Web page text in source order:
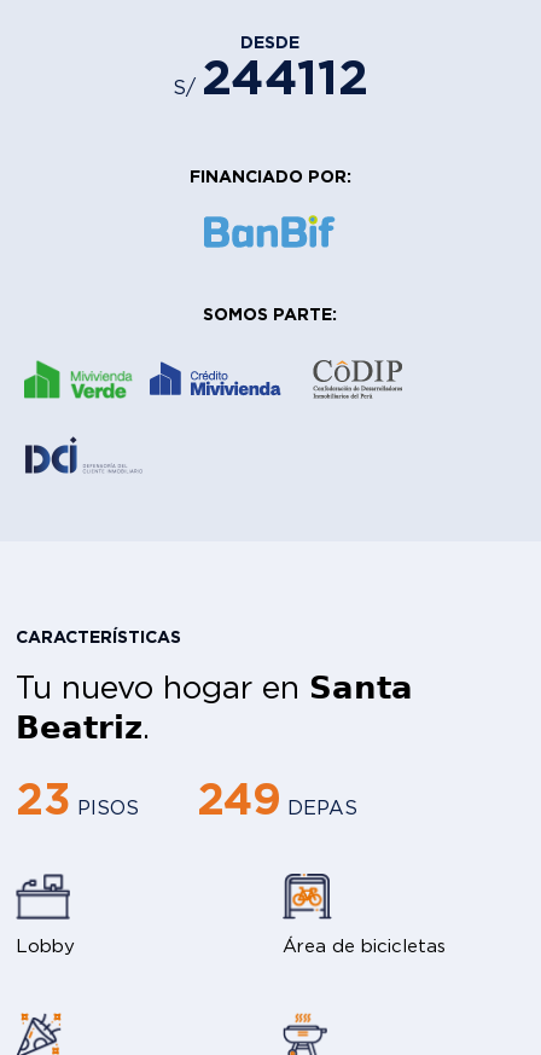
DESDE
S/ 244112
FINANCIADO POR:
SOMOS PARTE:
CARACTERÍSTICAS
Tu nuevo hogar en 𝗦𝗮𝗻𝘁𝗮
𝗕𝗲𝗮𝘁𝗿𝗶𝘇.
23 PISOS 249 DEPAS
Lobby Área de bicicletas